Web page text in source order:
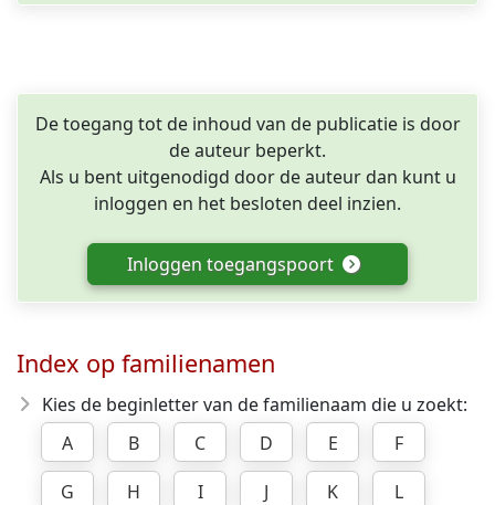
De toegang tot de inhoud van de publicatie is door
de auteur beperkt.
Als u bent uitgenodigd door de auteur dan kunt u
inloggen en het besloten deel inzien.
Inloggen toegangspoort
Index op familienamen
Kies de beginletter van de familienaam die u zoekt:
A
B C D E
F
G
H I J K
L